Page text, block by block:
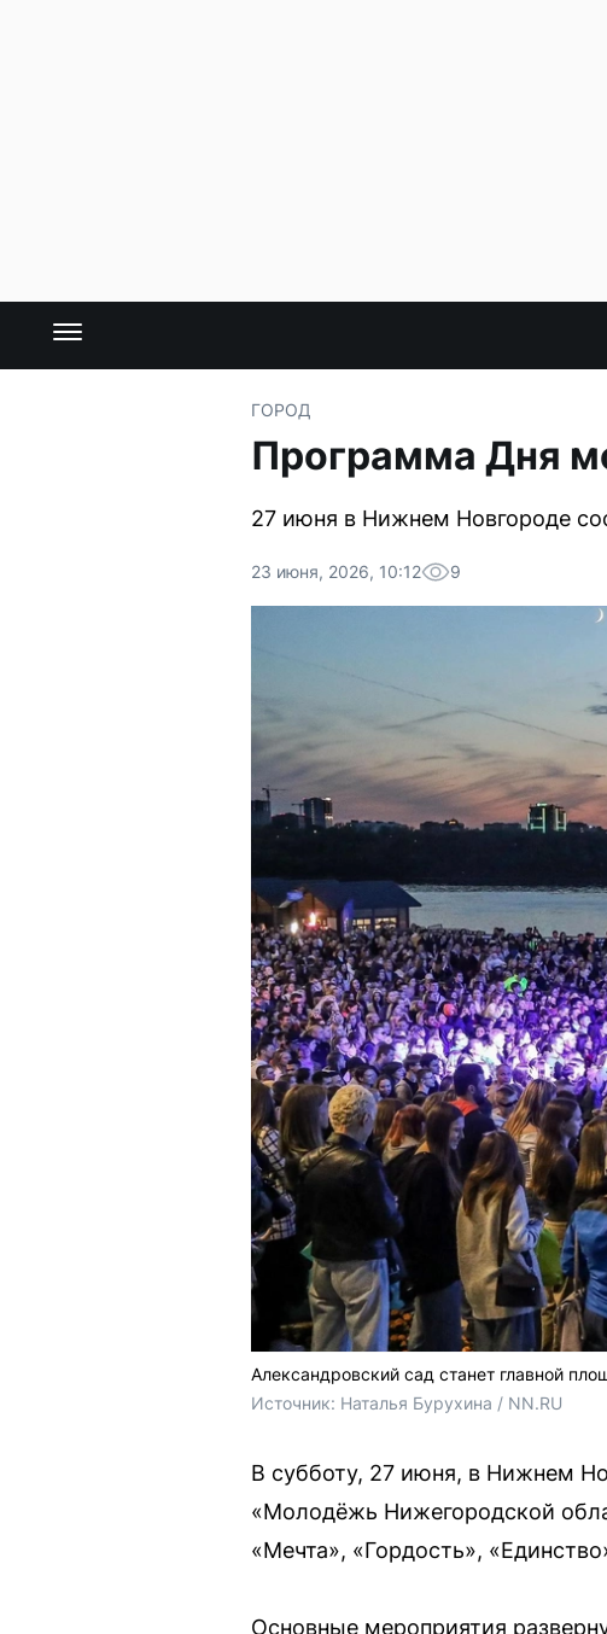
ГОРОД
Программа Дня
27 июня в Нижнем Новгороде
23 июня, 2026, 10:12 9
Александровский сад станет главной
Источник: Наталья Бурухина / NN.RU
В субботу, 27 июня, в Нижнем
«Молодёжь Нижегородской
«Мечта», «Гордость»,
Основные мероприятия